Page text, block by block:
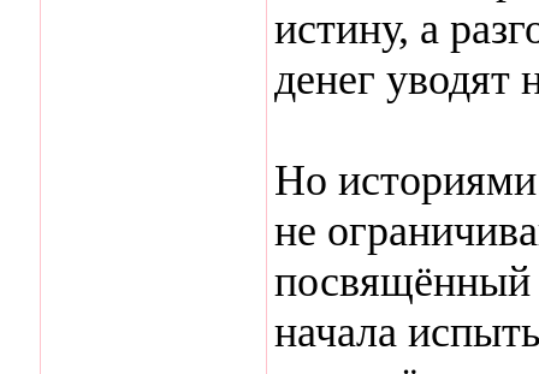
истину, а
денег уводят
Но
не
посвящённый
начала